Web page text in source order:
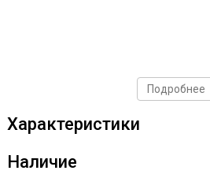
Подробнее
Характеристики
Наличие